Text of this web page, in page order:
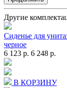
Другие
Сиденье для
черное
6 123 р. 6 248 р.
В КОРЗИНУ